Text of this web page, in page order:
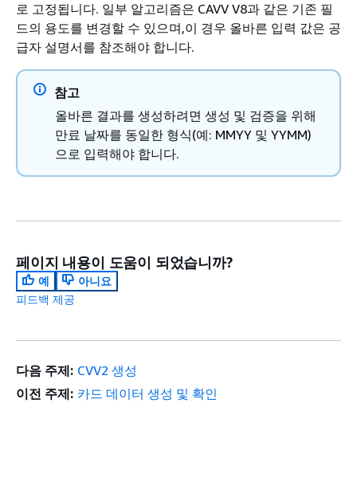
로 고정됩니다. 일부 알고리즘은 CAVV V8과 같은 기존 필
드의 용도를 변경할 수 있으며,이 경우 올바른 입력 값은 공
급자 설명서를 참조해야 합니다.
참고
올바른 결과를 생성하려면 생성 및 검증을 위해
만료 날짜를 동일한 형식(예: MMYY 및 YYMM)
으로 입력해야 합니다.
페이지 내용이 도움이 되었습니까?
예
아니요
피드백 제공
다음 주제: CVV2 생성
이전 주제: 카드 데이터 생성 및 확인